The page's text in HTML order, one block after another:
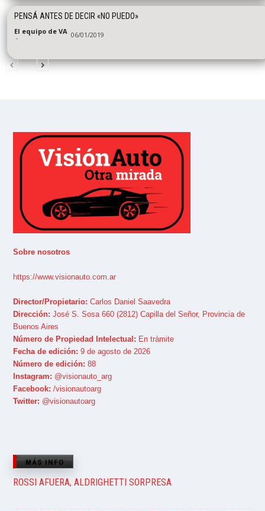
PENSÁ ANTES DE DECIR «NO PUEDO»
El equipo de VA
- 06/01/2019
Sobre nosotros
https://www.visionauto.com.ar
Director/Propietario: Carlos Daniel Saavedra
Dirección: José S. Sosa 660 (2812) Capilla del Señor, Provincia de
Buenos Aires
Número de Propiedad Intelectual: En trámite
Fecha de edición: 9 de agosto de 2026
Número de edición: 88
Instagram: @visionauto_arg
Facebook: /visionautoarg
Twitter: @visionautoarg
MÁS INFO
ROSSI AFUERA, ALDRIGHETTI SORPRESA